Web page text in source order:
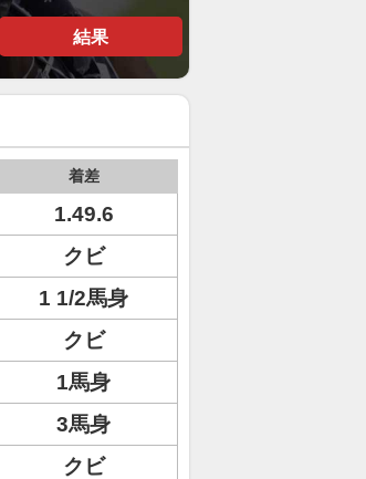
結果
着差
1.49.6
クビ
1 1/2馬身
クビ
1馬身
3馬身
クビ